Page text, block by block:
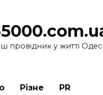
провідник у житті
Різне PR